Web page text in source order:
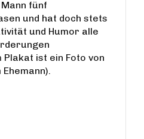
fünf
und hat doch stets
und Humor alle
ist ein Foto von